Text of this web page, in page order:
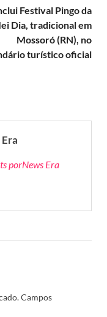
Festival Pingo da
Dia, tradicional em
Mossoró (RN), no
turístico oficial
porNews Era
Campos